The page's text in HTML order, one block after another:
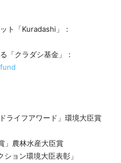
ト「Kuradashi」：
「クラダシ基金」：
ライフアワード」環境大臣賞
」農林水産大臣賞
ョン環境大臣表彰」